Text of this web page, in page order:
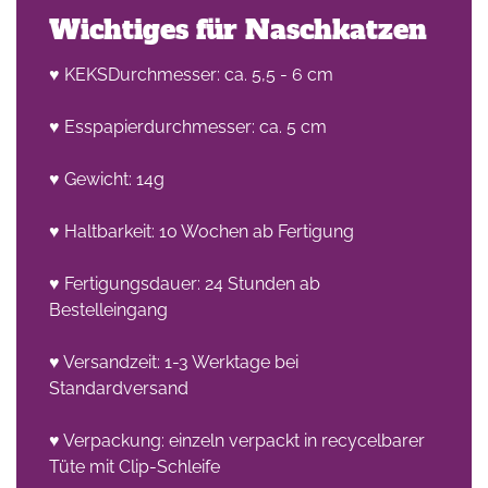
Wichtiges für Naschkatzen
♥ KEKSDurchmesser: ca. 5,5 - 6 cm
♥ Esspapierdurchmesser: ca. 5 cm
♥ Gewicht: 14g
♥ Haltbarkeit: 10 Wochen ab Fertigung
♥ Fertigungsdauer: 24 Stunden ab
Bestelleingang
♥ Versandzeit: 1-3 Werktage bei
Standardversand
♥ Verpackung: einzeln verpackt in recycelbarer
Tüte mit Clip-Schleife